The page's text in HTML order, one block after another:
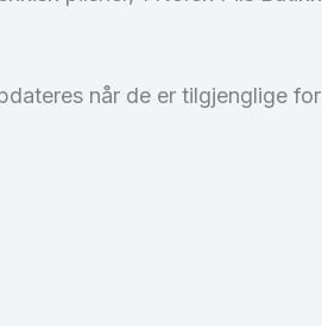
når de er tilgjenglige for